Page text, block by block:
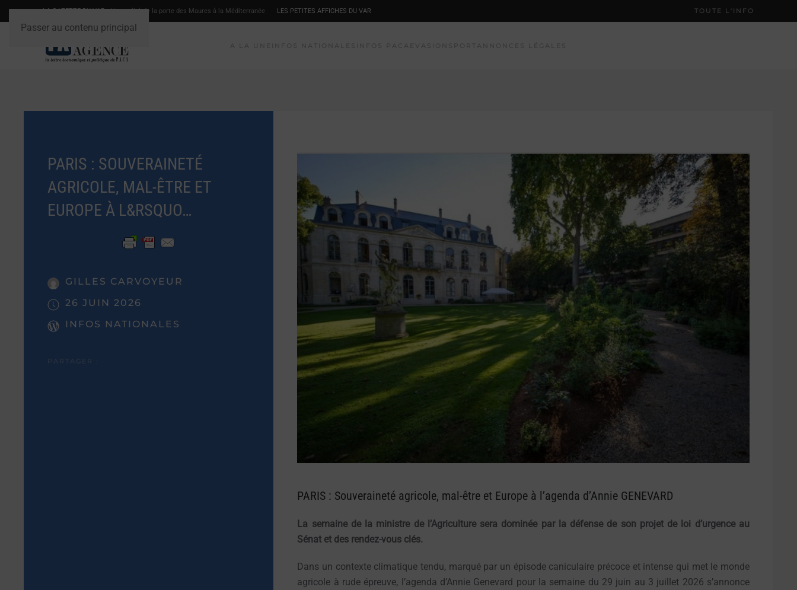
Passer au contenu principal
LA GAZETTE DU VAR- L'actualité de la porte des Maures à la Méditerranée LES PETITES AFFICHES DU VAR TOUTE L'INFO
PARIS : SOUVERAINETÉ
AGRICOLE, MAL-ÊTRE ET
EUROPE À L&RSQUO…
GILLES CARVOYEUR
26 JUIN 2026
INFOS NATIONALES
PARIS : Souveraineté agricole, mal-être et Europe à l’agenda d’Annie GENEVARD
La semaine de la ministre de l’Agriculture sera dominée par la défense de son projet de loi d’urgence au
Sénat et des rendez-vous clés.
Dans un contexte climatique tendu, marqué par un épisode caniculaire précoce et intense qui met le monde
agricole à rude épreuve, l’agenda d’Annie Genevard pour la semaine du 29 juin au 3 juillet 2026 s’annonce